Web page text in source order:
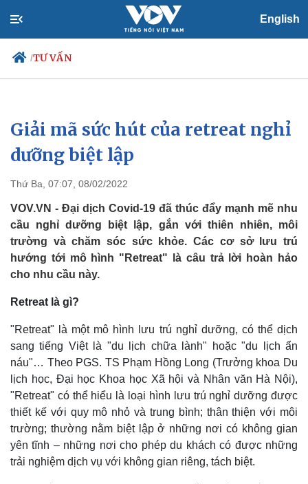
English
/TƯ VẤN
Chính trị
Đảng
Tổ chức nhân sự
Nhận diện sự thật
Xã hội
Việc làm
Biển đảo
Giải mã sức hút của retreat nghỉ
dưỡng biệt lập
Thứ Ba, 07:07, 08/02/2022
VOV.VN - Đại dịch Covid-19 đã thúc đẩy mạnh mẽ nhu
cầu nghỉ dưỡng biệt lập, gắn với thiên nhiên, môi
trường và chăm sóc sức khỏe. Các cơ sở lưu trú
hướng tới mô hình "Retreat" là câu trả lời hoàn hảo
cho nhu cầu này.
Retreat là gì?
"Retreat" là một mô hình lưu trú nghỉ dưỡng, có thể dịch
sang tiếng Việt là "du lịch chữa lành" hoặc "du lịch ẩn
náu"… Theo PGS. TS Phạm Hồng Long (Trưởng khoa Du
lịch học, Đại học Khoa học Xã hội và Nhân văn Hà Nội),
"Retreat" có thể hiểu là loại hình lưu trú nghỉ dưỡng được
thiết kế với quy mô nhỏ và trung bình; thân thiện với môi
trường; thường nằm biệt lập ở những nơi có không gian
yên tĩnh – những nơi cho phép du khách có được những
trải nghiệm dịch vụ với không gian riêng, tách biệt.